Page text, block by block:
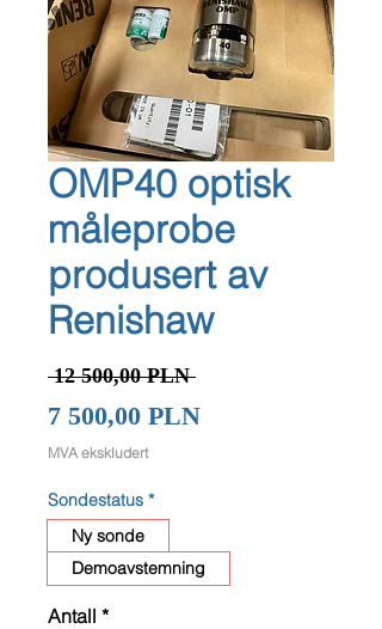
OMP40 optisk
måleprobe
produsert av
Renishaw
12 500,00 PLN Vanlig
pris
7 500,00 PLNSalgspris
MVA ekskludert
Sondestatus *
Ny sonde
Demoavstemning
Antall *